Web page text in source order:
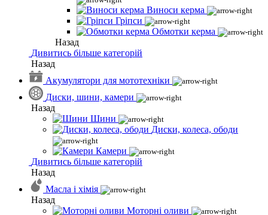
Виноси керма
Гріпси
Обмотки керма
Назад
Дивитись більше категорій
Назад
Акумулятори для мототехніки
Диски, шини, камери
Назад
Шини
Диски, колеса, ободи
Камери
Дивитись більше категорій
Назад
Масла і хімія
Назад
Моторні оливи